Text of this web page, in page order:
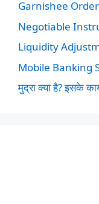
Garnishee Order
Negotiable
Liquidity
Mobile Banking
मुद्रा क्या है? इसके